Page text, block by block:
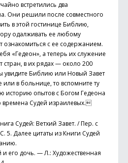
встретились два
Они решили после совместного
в этой гостинице Библию,
одалживать ее любому
ознакомиться с ее содержанием.
«Гедеон», а теперь их служение
стран, в их рядах — около 200
увидите Библию или Новый Завет
или в больнице, то вспомните ту
историю опытов с Богом Гедеона
Судей израилевых.
Судей: Ветхий Завет. / Пер. с
5. Далее цитаты из Книги Судей
его дочь. — Л.: Художественная